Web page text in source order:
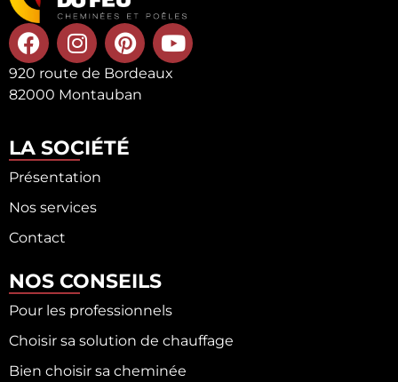
920 route de Bordeaux
82000 Montauban
LA SOCIÉTÉ
Présentation
Nos services
Contact
NOS CONSEILS
Pour les professionnels
Choisir sa solution de chauffage
Bien choisir sa cheminée